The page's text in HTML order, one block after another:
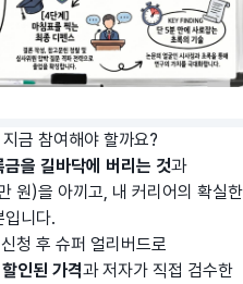
금 참여해야 할까요?
금을 길바닥에 버리는 것과
원)을 아끼고, 내 커리어의 확실한
입니다.
청 후 슈퍼 얼리버드로
인된 가격과 저자가 직접 검수한